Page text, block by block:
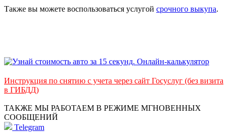
Также вы можете воспользоваться услугой срочного выкупа.
Инструкция по снятию с учета через сайт Госуслуг (без визита
в ГИБДД)
ТАКЖЕ МЫ РАБОТАЕМ В РЕЖИМЕ МГНОВЕННЫХ
СООБЩЕНИЙ
Telegram